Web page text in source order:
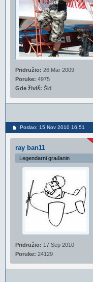
Pridružio: 26 Mar 2009
Poruke: 4975
Gde živiš: Šid
Poslao: 15 Nov 2010 16:51
ray ban11
Legendarni građanin
Pridružio: 17 Sep 2010
Poruke: 24129